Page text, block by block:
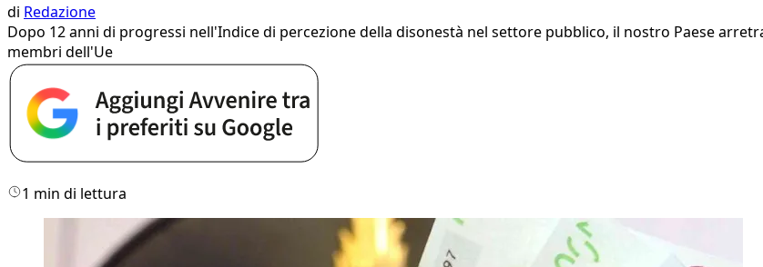
di Redazione
Dopo 12 anni di progressi nell'Indice di percezione della disonestà nel settore pubblico, il nostro Paese
membri dell'Ue
1 min di lettura